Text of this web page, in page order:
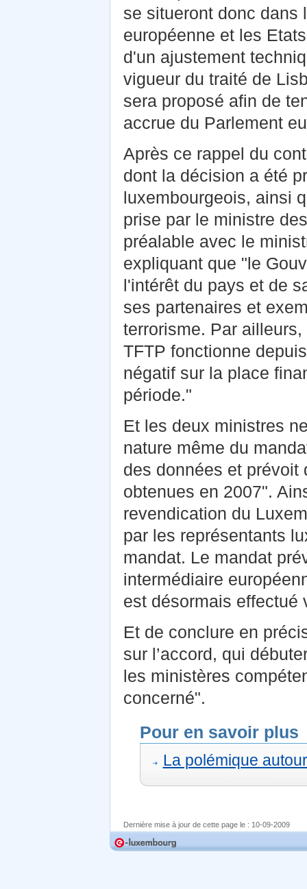
se situeront donc dans
européenne et les
d'un ajustement
vigueur du traité de
sera proposé afin de
accrue du Parlement
Après ce rappel du
dont la décision a été
luxembourgeois, ainsi
prise par le ministre
préalable avec le
expliquant que "le
l'intérêt du pays et de
ses partenaires et
terrorisme. Par
TFTP fonctionne
négatif sur la place
période."
Et les deux ministres
nature même du
des données et
obtenues en 2007".
revendication du
par les représentants
mandat. Le mandat
intermédiaire
est désormais effectué
Et de conclure en
sur l’accord, qui
les ministères
concerné".
Pour en savoir plus
La polémique
Dernière mise à jour de cette page le : 10-09-2009